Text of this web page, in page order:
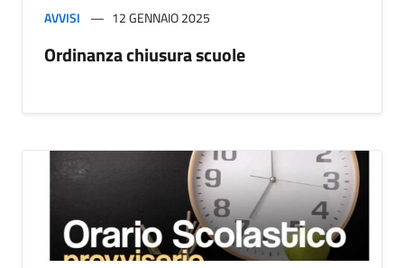
AVVISI 12 GENNAIO 2025
Ordinanza chiusura scuole